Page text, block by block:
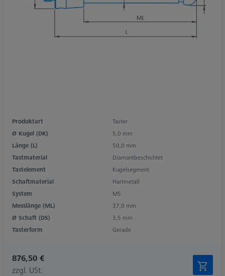
Produktart
Taster
Ø Kugel (DK)
5,0 mm
Länge (L)
50,0 mm
Tastmaterial
Diamantbeschichtet
Tastelement
Kugelsegment
Schaftmaterial
Hartmetall
System
M5
Messlänge (ML)
37,0 mm
Ø Schaft (DS)
3,5 mm
Tasterform
Gerade
876,50 €
zzgl. USt.